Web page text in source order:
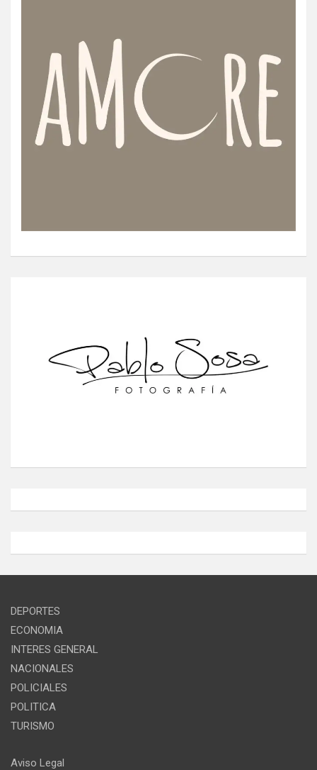
DEPORTES
ECONOMIA
INTERES GENERAL
NACIONALES
POLICIALES
POLITICA
TURISMO
Aviso Legal